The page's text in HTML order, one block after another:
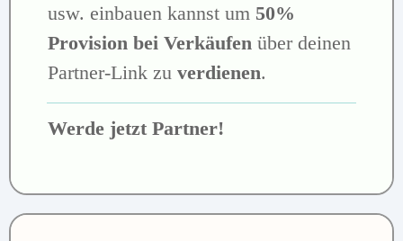
usw. einbauen kannst um 50%
Provision bei Verkäufen über deinen
Partner-Link zu verdienen.
Werde jetzt Partner!